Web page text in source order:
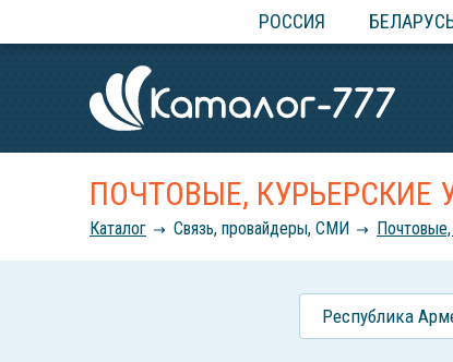
РОССИЯ
ПОЧТОВЫЕ,
Каталог Связь, провайдеры, СМИ
Республика